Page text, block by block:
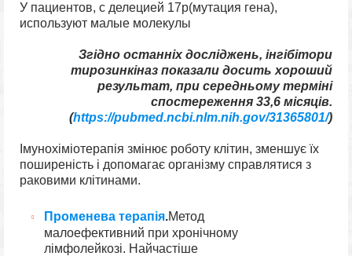
У пациентов, с делецией 17p(мутация гена),
используют малые молекулы
Згідно останніх досліджень, інгібітори
тирозинкіназ показали досить хороший
результат, при середньому терміні
спостереження 33,6 місяців.
(https://pubmed.ncbi.nlm.nih.gov/31365801/)
Імунохіміотерапія змінює роботу клітин, зменшує їх
поширеність і допомагає організму справлятися з
раковими клітинами.
Променева терапія.Метод
малоефективний при хронічному
лімфолейкозі. Найчастіше